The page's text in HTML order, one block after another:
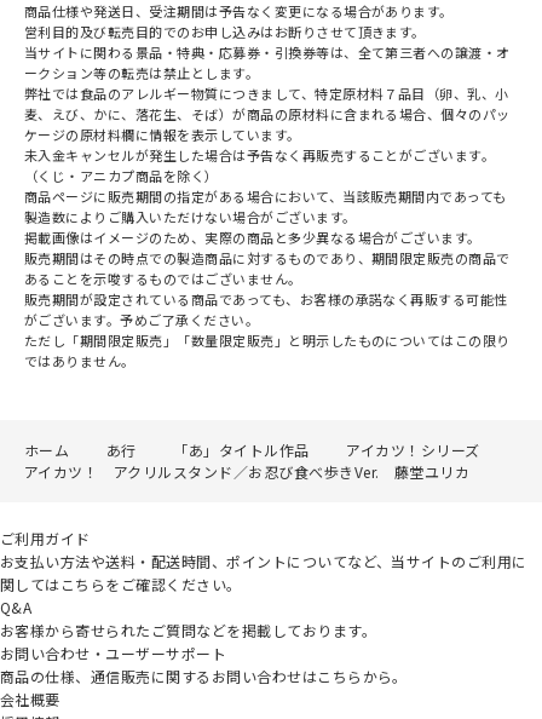
商品仕様や発送日、受注期間は予告なく変更になる場合があります。
営利目的及び転売目的でのお申し込みはお断りさせて頂きます。
当サイトに関わる景品・特典・応募券・引換券等は、全て第三者への譲渡・オ
ークション等の転売は禁止とします。
弊社では食品のアレルギー物質につきまして、特定原材料７品目（卵、乳、小
麦、えび、かに、落花生、そば）が商品の原材料に含まれる場合、個々のパッ
ケージの原材料欄に情報を表示しています。
未入金キャンセルが発生した場合は予告なく再販売することがございます。
（くじ・アニカプ商品を除く）
商品ページに販売期間の指定がある場合において、当該販売期間内であっても
製造数によりご購入いただけない場合がございます。
掲載画像はイメージのため、実際の商品と多少異なる場合がございます。
販売期間はその時点での製造商品に対するものであり、期間限定販売の商品で
あることを示唆するものではございません。
販売期間が設定されている商品であっても、お客様の承諾なく再販する可能性
がございます。予めご了承ください。
ただし「期間限定販売」「数量限定販売」と明示したものについてはこの限り
ではありません。
ホーム あ行 「あ」タイトル作品
アイカツ！シリーズ
アイカツ！ アクリルスタンド／お忍び食べ歩きVer. 藤堂ユリカ
ご利用ガイド
お支払い方法や送料・配送時間、ポイントについてなど、当サイトのご利用に
関してはこちらをご確認ください。
Q&A
お客様から寄せられたご質問などを掲載しております。
お問い合わせ・ユーザーサポート
商品の仕様、通信販売に関するお問い合わせはこちらから。
会社概要